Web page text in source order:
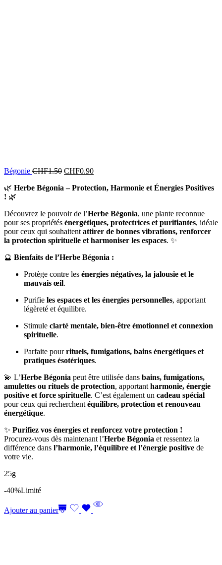
Bégonie CHF1.50 CHF0.90
🌿 Herbe Bégonia – Protection, Harmonie et Énergies Positives
! 🌿
Découvrez le pouvoir de l’Herbe Bégonia, une plante reconnue
pour ses propriétés énergétiques, protectrices et purifiantes, idéale
pour ceux qui souhaitent attirer de bonnes vibrations, renforcer
la protection spirituelle et harmoniser les espaces. ✨
🔮 Bienfaits de l’Herbe Bégonia :
Protège contre les énergies négatives, la jalousie et le
mauvais œil.
Purifie les espaces et les énergies personnelles, apportant
légèreté et équilibre.
Stimule clarté mentale, bien-être émotionnel et connexion
spirituelle.
Parfaite pourrituels, fumigations, bains énergétiques et
pratiques ésotériques.
💫 L’Herbe Bégonia peut être utilisée dans bains, fumigations,
amulettes ou rituels de protection, apportant harmonie, énergie
positive et force spirituelle. C’est également un cadeau spécial
pour ceux qui recherchent équilibre, protection et renouveau
énergétique.
✨ Purifiez vos énergies et renforcez votre protection !
Procurez-vous dès maintenant l’Herbe Bégonia et ressentez la
différence dans l’harmonie, l’équilibre et l’énergie positive de
votre vie.
25g
-40%Limité
Ajouter au panier